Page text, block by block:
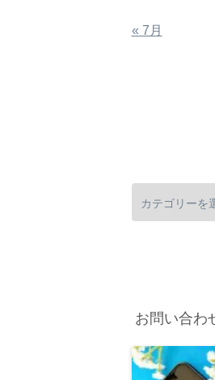
« 7月
お問い合わ